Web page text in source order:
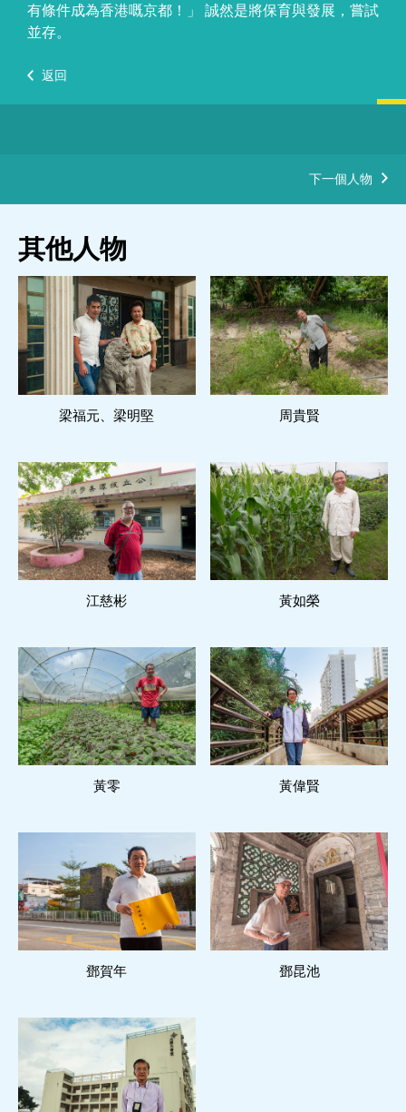
有條件成為香港嘅京都！」 誠然是將保育與發展，嘗試
並存。
返回
下一個人物
其他人物
閱讀更多
梁福元、梁明堅 閱讀更多
周貴賢
閱讀更多
江慈彬 閱讀更多
黃如榮
閱讀更多
黃零 閱讀更多
黃偉賢
閱讀更多
鄧賀年 閱讀更多
鄧昆池